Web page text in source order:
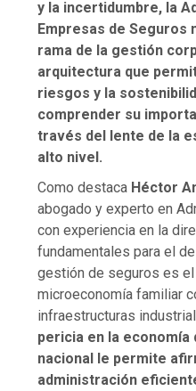
y la incertidumbre, la
Empresas de Seguros
rama de la gestión
arquitectura que
riesgos y la
comprender su
través del lente de la
alto nivel.
Como destaca Héctor
abogado y experto en
con experiencia en la
fundamentales para el
gestión de seguros es
microeconomía familiar
infraestructuras
pericia en la economía
nacional le permite
administración